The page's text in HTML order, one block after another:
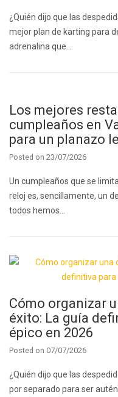
¿Quién dijo que las
mejor plan de karting para
adrenalina que…
Los mejores
cumpleaños en
para un planazo
Posted on 23/07/2026
Un cumpleaños que se
reloj es, sencillamente, un
todos hemos…
Cómo organizar
éxito: La guía
épico en 2026
Posted on 07/07/2026
¿Quién dijo que las
por separado para ser